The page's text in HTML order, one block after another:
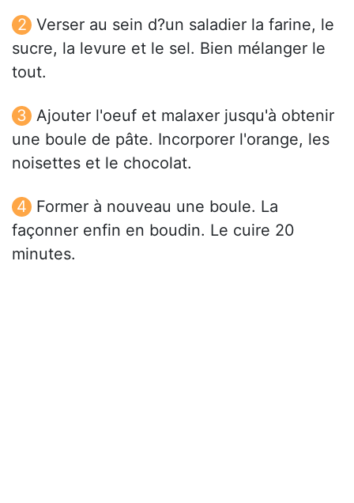
Verser au sein d?un saladier la farine, le
sucre, la levure et le sel. Bien mélanger le
tout.
Ajouter l'oeuf et malaxer jusqu'à obtenir
une boule de pâte. Incorporer l'orange, les
noisettes et le chocolat.
Former à nouveau une boule. La
façonner enfin en boudin. Le cuire 20
minutes.